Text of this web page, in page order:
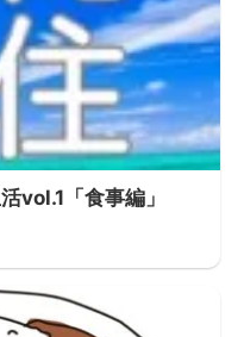
vol.1「食事編」